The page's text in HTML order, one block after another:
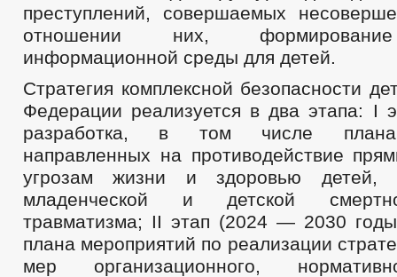
преступлений, совершаемых
отношении них,
информационной среды для детей.
Стратегия комплексной безопасности
Федерации реализуется в два этапа: I
разработка, в том числе плана
направленных на противодействие
угрозам жизни и здоровью детей,
младенческой и детской
травматизма; II этап (2024 — 2030
плана мероприятий по реализации
мер организационного,